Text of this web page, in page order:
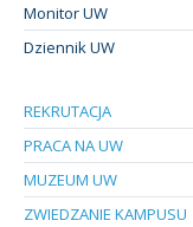
Monitor UW
Dziennik UW
REKRUTACJA
PRACA NA UW
MUZEUM UW
ZWIEDZANIE KAMPUSU